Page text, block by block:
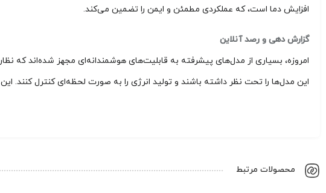
افزایش دما است، که عملکردی مطمئن و ایمن را تضمین می‌کند.
گزارش‌ دهی و رصد آنلاین
امروزه، بسیاری از مدل‌های پیشرفته به قابلیت‌های هوشمندانه‌ای مجهز شده‌اند که
این مدل‌ها را تحت نظر داشته باشند و تولید انرژی را به صورت لحظه‌ای کنترل کنند.
محصولات مرتبط